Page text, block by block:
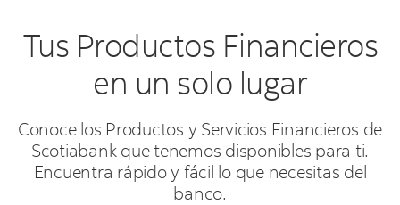
Tus Productos Financieros
en un solo lugar
Conoce los Productos y Servicios Financieros de
Scotiabank que tenemos disponibles para ti.
Encuentra rápido y fácil lo que necesitas del
banco.